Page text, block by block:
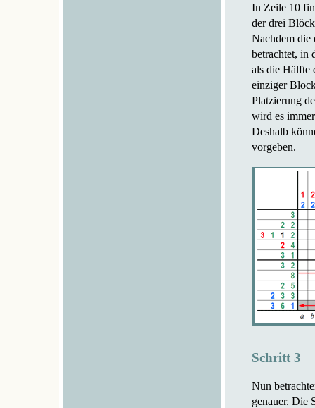
In Zeile 10
der drei
Nachdem die
betrachtet, in
als die Hälfte
einziger
Platzierung
wird es
Deshalb
vorgeben.
Schritt 3
Nun
genauer. Die